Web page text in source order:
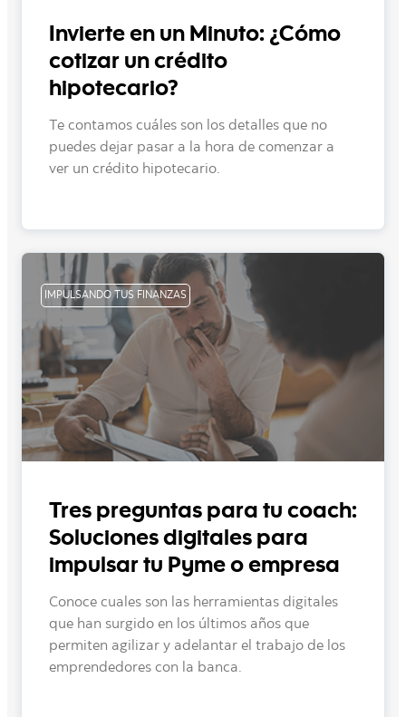
Invierte en un Minuto: ¿Cómo
cotizar un crédito
hipotecario?
Te contamos cuáles son los detalles que no
puedes dejar pasar a la hora de comenzar a
ver un crédito hipotecario.
IMPULSANDO TUS FINANZAS
Tres preguntas para tu coach:
Soluciones digitales para
impulsar tu Pyme o empresa
Conoce cuales son las herramientas digitales
que han surgido en los últimos años que
permiten agilizar y adelantar el trabajo de los
emprendedores con la banca.